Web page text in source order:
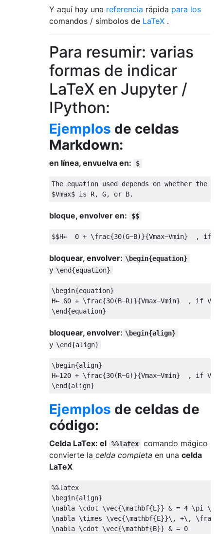
Y aquí hay una referencia rápida para los
comandos / símbolos de LaTeX .
Para resumir: varias
formas de indicar
LaTeX en Jupyter /
IPython:
Ejemplos de celdas
Markdown:
en línea, envuelva en: $
$V​max​​$ is R, G, or B.
bloque, envolver en: $$
$$H←  ​​​​​0 ​+​ \frac{​​30(G−B)}{Vmax−Vmin}
​​, if
bloquear, envolver: \begin{equation}
y \end{equation}
\begin{equation}
H← ​​​60 ​+​ \frac{​​30(B−R)}{Vmax−Vmin}
​​, if
\end{equation}
bloquear, envolver: \begin{align}
y \end{align}
\begin{align}
H←120 ​+​ \frac{​​30(R−G)}{Vmax−Vmin}
​​, if
\end{align}
Ejemplos de celdas de
código:
Celda LaTex: el %%latex
comando mágico
convierte la celda completa en una celda
LaTeX
%%latex
\begin{align}
\nabla \cdot \vec{\mathbf{E}} & = 4 \pi
\nabla \times \vec{\mathbf{E}}\, +\, \frac
\nabla \cdot \vec{\mathbf{B}} & =